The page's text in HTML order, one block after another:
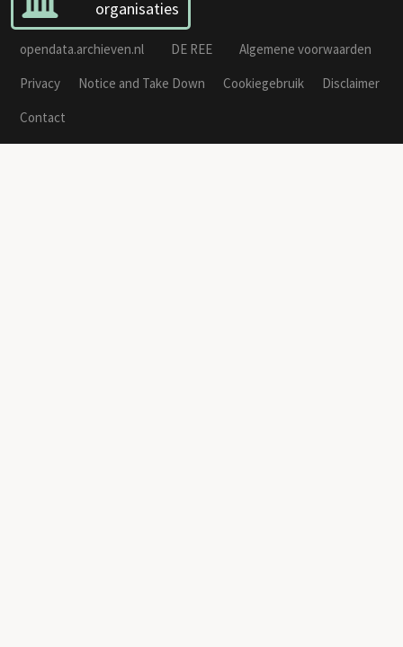
organisaties
opendata.archieven.nl DE REE
Algemene voorwaarden
Privacy
Notice and Take Down Cookiegebruik
Disclaimer
Contact